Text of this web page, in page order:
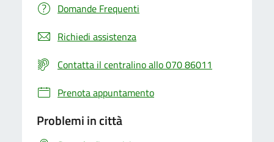
Domande Frequenti
Richiedi assistenza
Contatta il centralino allo 070 86011
Prenota appuntamento
Problemi in città